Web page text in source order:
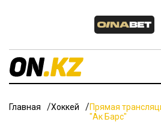
Главная Хоккей
Прямая
"Ак Барс"